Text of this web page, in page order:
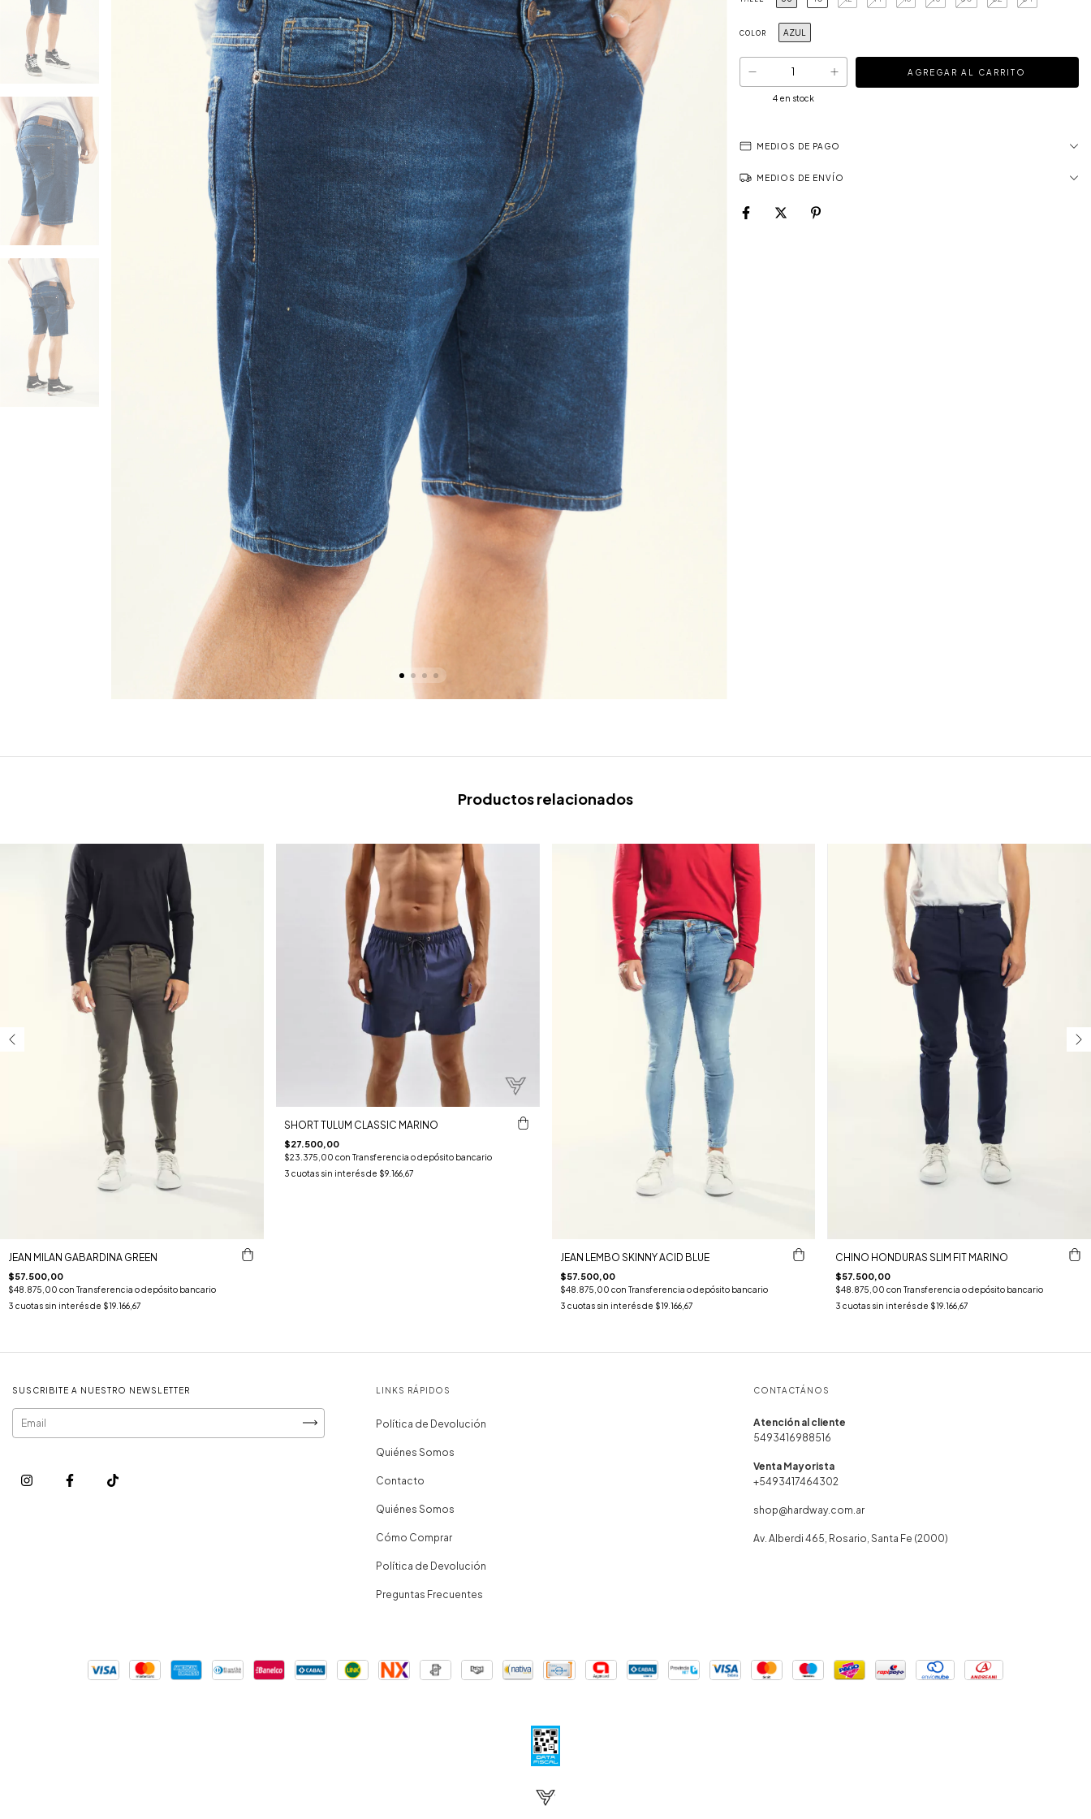
COLOR AZUL
4en stock
MEDIOS DE PAGO
MEDIOS DE ENVÍO
Productos relacionados
JEAN MILAN GABARDINA GREEN
$57.500,00
$48.875,00 con Transferencia o depósito bancario
3 cuotas sin interés de $19.166,67
SHORT TULUM CLASSIC MARINO
$27.500,00
$23.375,00 con Transferencia o depósito bancario
3 cuotas sin interés de $9.166,67
JEAN LEMBO SKINNY ACID BLUE
$57.500,00
$48.875,00 con Transferencia o depósito bancario
3 cuotas sin interés de $19.166,67
CHINO HONDURAS SLIM FIT MARINO
$57.500,00
$48.875,00con Transferencia o depósito bancario
3 cuotas sin interés de $19.166,67
SUSCRIBITE A NUESTRO NEWSLETTER LINKS RÁPIDOS
Política de Devolución
Quiénes Somos
Contacto
Quiénes Somos
Cómo Comprar
Política de Devolución
Preguntas Frecuentes
CONTACTÁNOS
5493416988516
+5493417464302
shop@hardway.com.ar
Av. Alberdi 465, Rosario, Santa Fe (2000)